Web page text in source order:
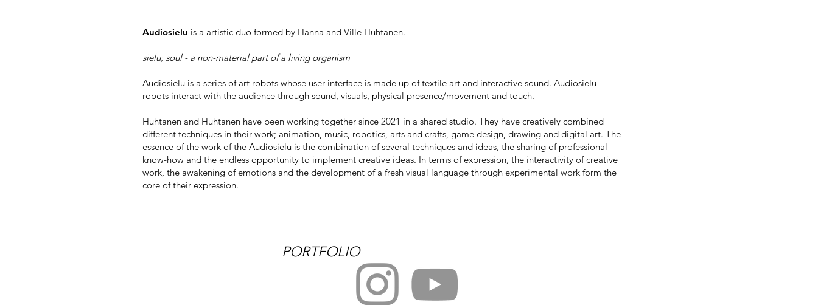
Audiosielu is a artistic duo formed by Hanna and Ville Huhtanen.
sielu; soul - a non-material part of a living organism
Audiosielu is a series of art robots whose user interface is made up of textile art and interactive sound. Audiosielu -
robots interact with the audience through sound, visuals, physical presence/movement and touch.
Huhtanen and Huhtanen have been working together since 2021 in a shared studio. They have creatively combined
different techniques in their work; animation, music, robotics, arts and crafts, game design, drawing and digital art. The
essence of the work of the Audiosielu is the combination of several techniques and ideas, the sharing of professional
know-how and the endless opportunity to implement creative ideas. In terms of expression, the interactivity of creative
work, the awakening of emotions and the development of a fresh visual language through experimental work form the
core of their expression.
PORTFOLIO